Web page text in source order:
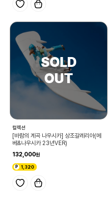
컬렉션
[바람의 계곡 나우시카] 상조갈레리아(메
베&나우시카 23년VER)
132,000
1,320